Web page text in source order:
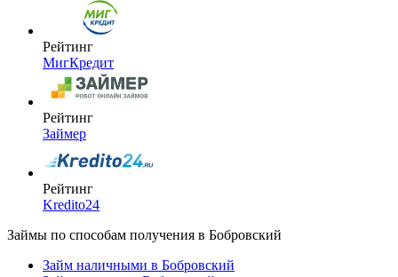
Рейтинг
МигКредит
Рейтинг
Займер
Рейтинг
Kredito24
Займы по способам получения в Бобровский
Займ наличными в Бобровский